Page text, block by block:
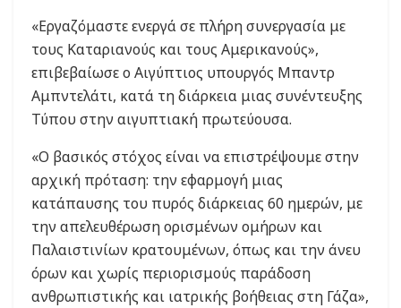
«Εργαζόμαστε ενεργά σε πλήρη συνεργασία με
τους Καταριανούς και τους Αμερικανούς»,
επιβεβαίωσε ο Αιγύπτιος υπουργός Μπαντρ
Αμπντελάτι, κατά τη διάρκεια μιας συνέντευξης
Τύπου στην αιγυπτιακή πρωτεύουσα.
«Ο βασικός στόχος είναι να επιστρέψουμε στην
αρχική πρόταση: την εφαρμογή μιας
κατάπαυσης του πυρός διάρκειας 60 ημερών, με
την απελευθέρωση ορισμένων ομήρων και
Παλαιστινίων κρατουμένων, όπως και την άνευ
όρων και χωρίς περιορισμούς παράδοση
ανθρωπιστικής και ιατρικής βοήθειας στη Γάζα»,